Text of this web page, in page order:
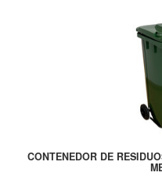
CONTENEDOR DE